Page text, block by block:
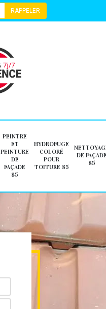
PEINTRE
ET
PEINTURE
DE
FAÇADE
85
HYDROFUGE
COLORÉ
POUR
TOITURE 85
DE
85